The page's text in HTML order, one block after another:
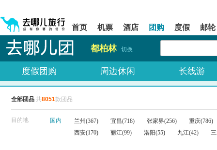
shift+enter
能
您
航
首页 机票 酒店 团购 度假 邮轮
您
航
都柏林 切换
度假团购 周边休闲 长线游
全部团品 共8051款团品
目的地 国内 兰州(367) 宜昌(718) 张家界(256)
重庆(786)
西安(170)
丽江(99) 洛阳(55) 九江(42)